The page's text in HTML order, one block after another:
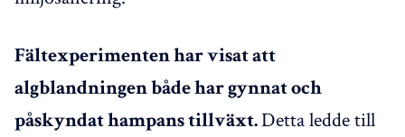
Fältexperimenten har visat att
algblandningen både har gynnat och
påskyndat hampans tillväxt.Detta ledde till